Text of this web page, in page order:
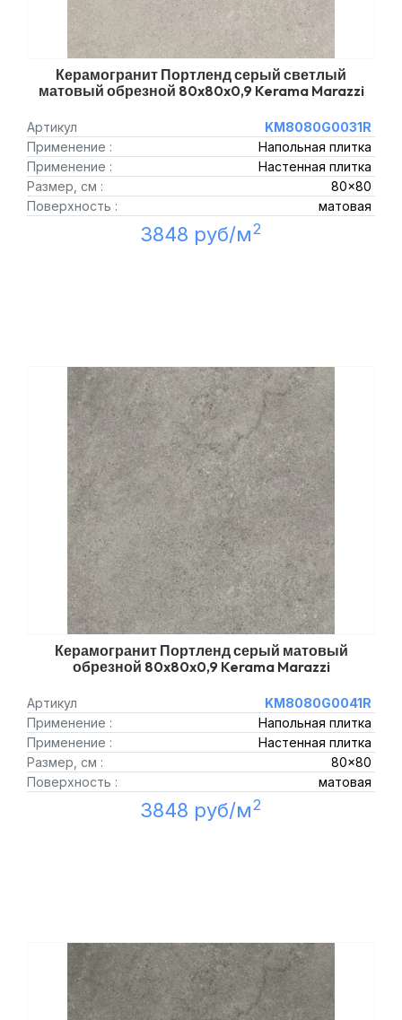
Керамогранит Портленд серый светлый
матовый обрезной 80x80x0,9 Kerama Marazzi
Артикул
KM8080G0031R
Применение :
Напольная плитка
Применение :
Настенная плитка
Размер, см :
80x80
Поверхность :
матовая
3848 руб/м2
Керамогранит Портленд серый матовый
обрезной 80x80x0,9 Kerama Marazzi
Артикул
KM8080G0041R
Применение :
Напольная плитка
Применение :
Настенная плитка
Размер, см :
80x80
Поверхность :
матовая
3848 руб/м2